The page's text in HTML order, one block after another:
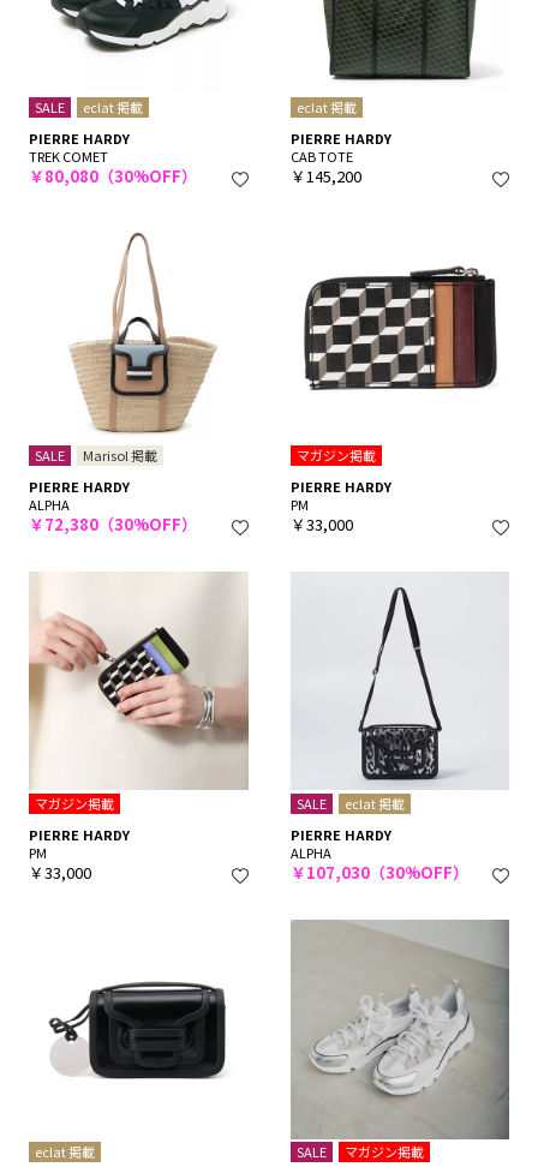
SALE
eclat 掲載
PIERRE HARDY
TREK COMET
￥80,080（30%OFF）
eclat 掲載
PIERRE HARDY
CAB TOTE
￥145,200
SALE
Marisol 掲載
PIERRE HARDY
ALPHA
￥72,380（30%OFF）
マガジン掲載
PIERRE HARDY
PM
￥33,000
マガジン掲載
PIERRE HARDY
PM
￥33,000
SALE
eclat 掲載
PIERRE HARDY
ALPHA
￥107,030（30%OFF）
eclat 掲載
SALE
マガジン掲載